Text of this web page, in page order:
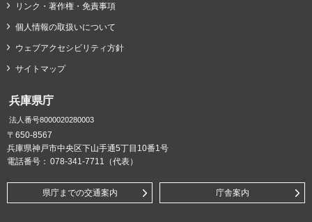
リンク・著作権・免責事項
個人情報の取扱いについて
ウェブアクセシビリティ方針
サイトマップ
兵庫県庁
法人番号8000020280003
〒650-8567
兵庫県神戸市中央区下山手通5丁目10番1号
電話番号： 078-341-7711（代表）
県庁までの交通案内 庁舎案内